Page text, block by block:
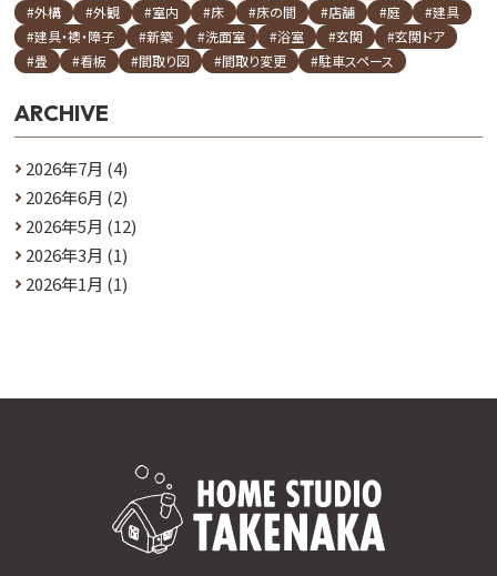
#外構
#外観 #室内 #床 #床の間 #店舗 #庭
#建具
#建具・襖・障子
#新築 #洗面室 #浴室 #玄関
#玄関ドア
#畳
#看板 #間取り図 #間取り変更 #駐車スペース
ARCHIVE
2026年7月 (4)
2026年6月 (2)
2026年5月 (12)
2026年3月 (1)
2026年1月 (1)